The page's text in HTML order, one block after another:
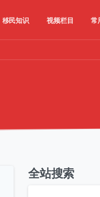
移民知识 视频栏目 常
全站搜索